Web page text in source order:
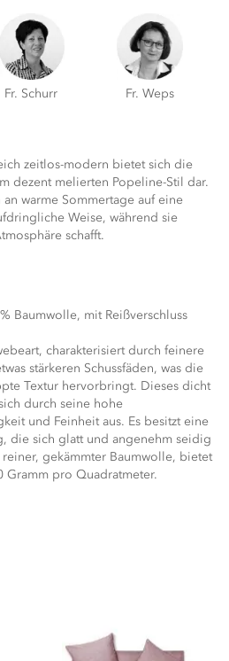
Fr. Schurr Fr. Weps
zeitlos-modern bietet sich die
dezent melierten Popeline-Stil dar.
warme Sommertage auf eine
Weise, während sie
schafft.
Baumwolle, mit Reißverschluss
charakterisiert durch feinere
stärkeren Schussfäden, was die
Textur hervorbringt. Dieses dicht
durch seine hohe
und Feinheit aus. Es besitzt eine
die sich glatt und angenehm seidig
gekämmter Baumwolle, bietet
Gramm pro Quadratmeter.